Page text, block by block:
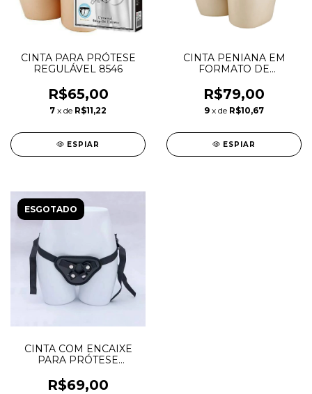
CINTA PARA PRÓTESE
REGULÁVEL 8546
R$65,00
7 x de R$11,22
ESPIAR
CINTA PENIANA EM
FORMATO DE
R$79,00
9 x de R$10,67
ESPIAR
ESGOTADO
CINTA COM ENCAIXE
PARA PRÓTESE
R$69,00